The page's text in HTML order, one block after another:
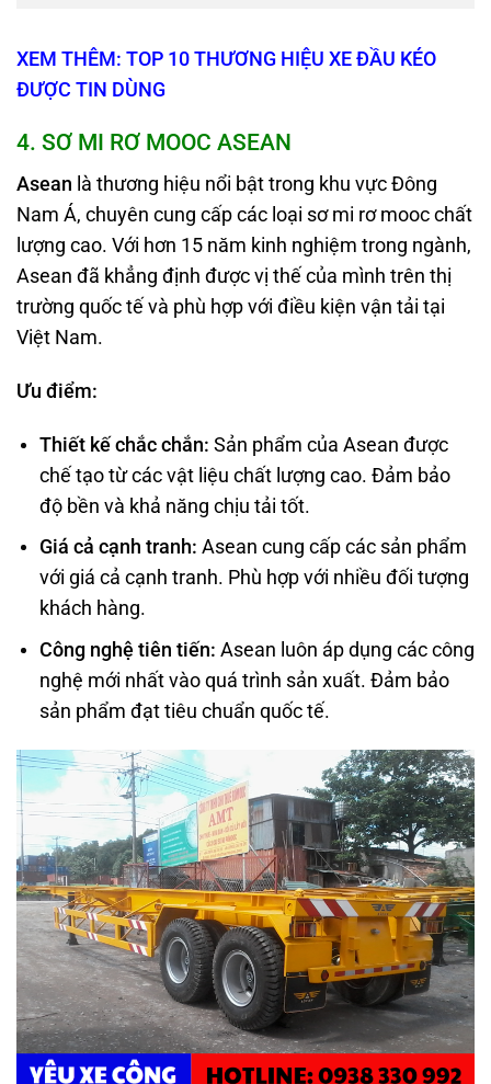
XEM THÊM: TOP 10 THƯƠNG HIỆU XE ĐẦU KÉO
ĐƯỢC TIN DÙNG
4. SƠ MI RƠ MOOC ASEAN
Asean là thương hiệu nổi bật trong khu vực Đông
Nam Á, chuyên cung cấp các loại sơ mi rơ mooc chất
lượng cao. Với hơn 15 năm kinh nghiệm trong ngành,
Asean đã khẳng định được vị thế của mình trên thị
trường quốc tế và phù hợp với điều kiện vận tải tại
Việt Nam.
Ưu điểm:
Thiết kế chắc chắn: Sản phẩm của Asean được
chế tạo từ các vật liệu chất lượng cao. Đảm bảo
độ bền và khả năng chịu tải tốt.
Giá cả cạnh tranh: Asean cung cấp các sản phẩm
với giá cả cạnh tranh. Phù hợp với nhiều đối tượng
khách hàng.
Công nghệ tiên tiến: Asean luôn áp dụng các công
nghệ mới nhất vào quá trình sản xuất. Đảm bảo
sản phẩm đạt tiêu chuẩn quốc tế.